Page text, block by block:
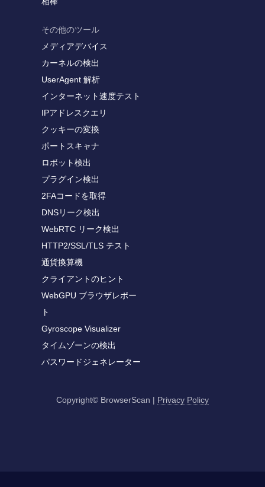
その他のツール
メディアデバイス
カーネルの検出
UserAgent 解析
インターネット速度テスト
IPアドレスクエリ
クッキーの変換
ポートスキャナ
ロボット検出
プラグイン検出
2FAコードを取得
DNSリーク検出
WebRTC リーク検出
HTTP2/SSL/TLS テスト
通貨換算機
クライアントのヒント
WebGPU ブラウザレポー
ト
Gyroscope Visualizer
タイムゾーンの検出
パスワードジェネレーター
Copyright© BrowserScan | Privacy Policy